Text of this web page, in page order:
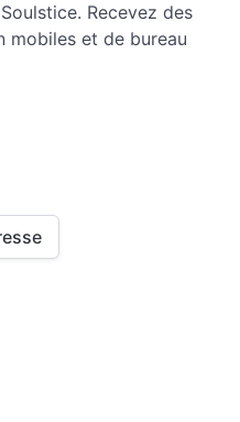
Recevez des
mobiles et de bureau